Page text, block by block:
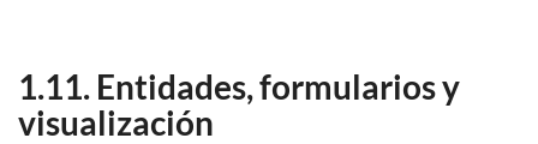
Entidades, formularios y
visualización